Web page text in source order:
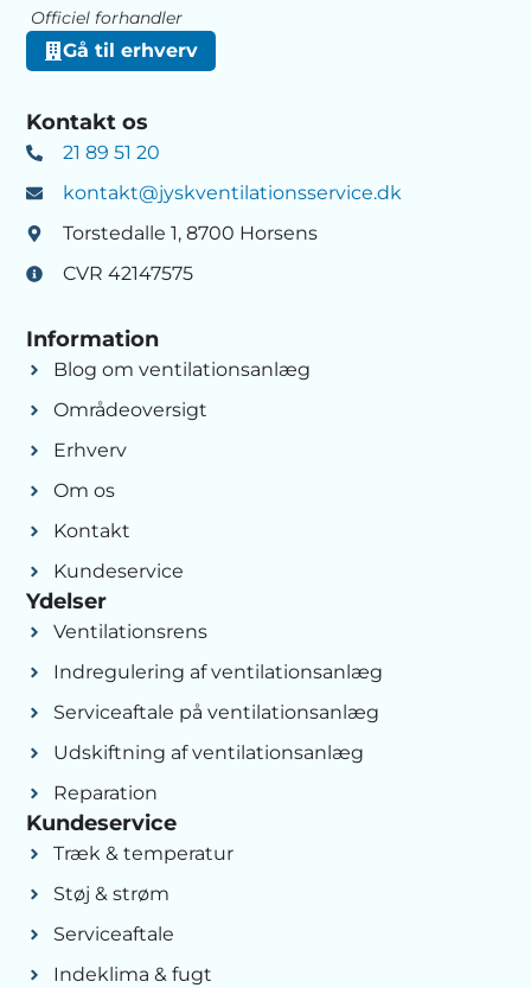
Gå til erhverv
Officiel forhandler
Kontakt os
21 89 51 20
kontakt@jyskventilationsservice.dk
Torstedalle 1, 8700 Horsens
CVR 42147575
Information
Blog om ventilationsanlæg
Områdeoversigt
Erhverv
Om os
Kontakt
Kundeservice
Ydelser
Ventilationsrens
Indregulering af ventilationsanlæg
Serviceaftale på ventilationsanlæg
Udskiftning af ventilationsanlæg
Reparation
Kundeservice
Træk & temperatur
Støj & strøm
Serviceaftale
Indeklima & fugt